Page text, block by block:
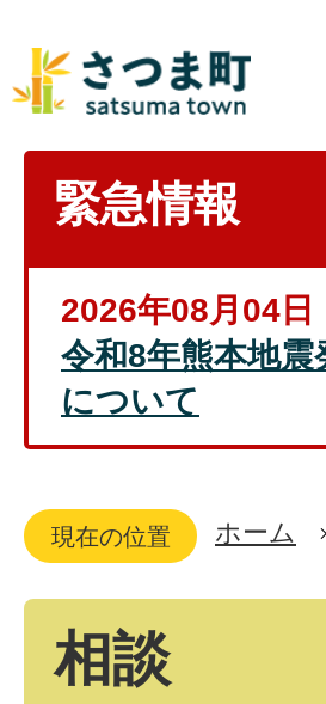
緊急情報
2026年08月04日
令和8年熊本地
について
現在の位置 ホーム
相談